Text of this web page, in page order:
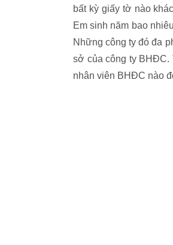
bất kỳ giấy tờ nào
Em sinh năm bao
Những công ty đó đa
sở của công ty BHĐC.
nhân viên BHĐC nào